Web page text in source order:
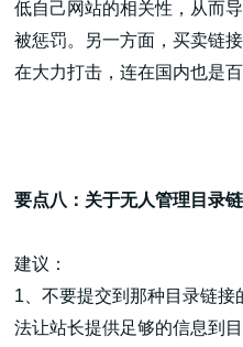
低自己网站的相关性，从而
被惩罚。另一方面，买卖链
在大力打击，连在国内也是百
要点八：关于无人管理目录
建议：
1、不要提交到那种目录链
法让站长提供足够的信息到